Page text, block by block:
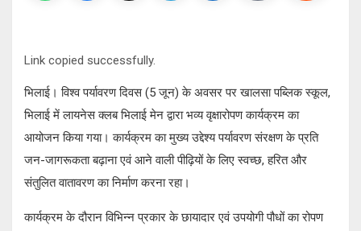
Link copied successfully.
भिलाई। विश्व पर्यावरण दिवस (5 जून) के अवसर पर खालसा पब्लिक स्कूल,
भिलाई में लायनेस क्लब भिलाई मेन द्वारा भव्य वृक्षारोपण कार्यक्रम का
आयोजन किया गया। कार्यक्रम का मुख्य उद्देश्य पर्यावरण संरक्षण के प्रति
जन-जागरूकता बढ़ाना एवं आने वाली पीढ़ियों के लिए स्वच्छ, हरित और
संतुलित वातावरण का निर्माण करना रहा।
कार्यक्रम के दौरान विभिन्न प्रकार के छायादार एवं उपयोगी पौधों का रोपण